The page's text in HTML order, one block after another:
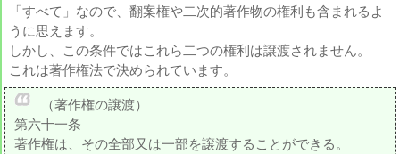
「すべて」なので、翻案権や二次的著作物の権利も含まれるよ
うに思えます。
しかし、この条件ではこれら二つの権利は譲渡されません。
これは著作権法で決められています。
（著作権の譲渡）
第六十一条
著作権は、その全部又は一部を譲渡することができる。